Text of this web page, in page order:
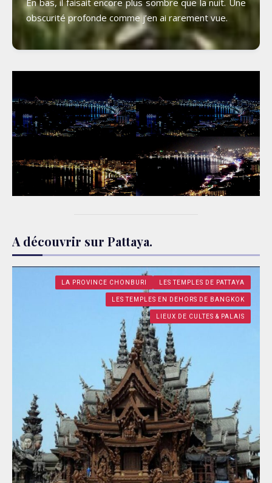
obscurité profonde comme j’en ai rarement vue.
A découvrir sur Pattaya.
LA PROVINCE CHONBURI LES TEMPLES DE PATTAYA
LES TEMPLES EN DEHORS DE BANGKOK
LIEUX DE CULTES & PALAIS